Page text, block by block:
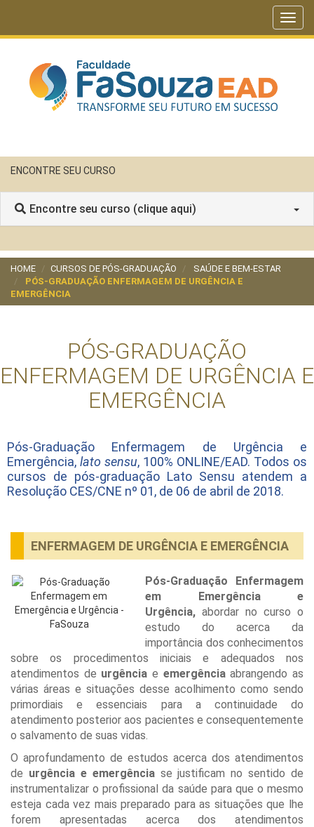
ENCONTRE SEU CURSO
Encontre seu curso (clique aqui)
HOME CURSOS DE PÓS-GRADUAÇÃO
SAÚDE E BEM-ESTAR
PÓS-GRADUAÇÃO ENFERMAGEM DE URGÊNCIA E
EMERGÊNCIA
PÓS-GRADUAÇÃO
ENFERMAGEM DE URGÊNCIA E
EMERGÊNCIA
Pós-Graduação Enfermagem de Urgência e
Emergência, lato sensu, 100% ONLINE/EAD. Todos os
cursos de pós-graduação Lato Sensu atendem a
Resolução CES/CNE nº 01, de 06 de abril de 2018.
ENFERMAGEM DE URGÊNCIA E EMERGÊNCIA
Pós-Graduação Enfermagem
em Emergência e
Urgência, abordar no curso o
estudo do acerca da
importância dos conhecimentos
sobre os procedimentos iniciais e adequados nos
atendimentos de urgência e emergênciaabrangendo as
várias áreas e situações desse acolhimento como sendo
primordiais e essenciais para a continuidade do
atendimento posterior aos pacientes e consequentemente
o salvamento de suas vidas.
O aprofundamento de estudos acerca dos atendimentos
de urgência e emergênciase justificam no sentido de
instrumentalizar o profissional da saúde para que o mesmo
esteja cada vez mais preparado para as situações que lhe
forem apresentadas acerca dos atendimentos